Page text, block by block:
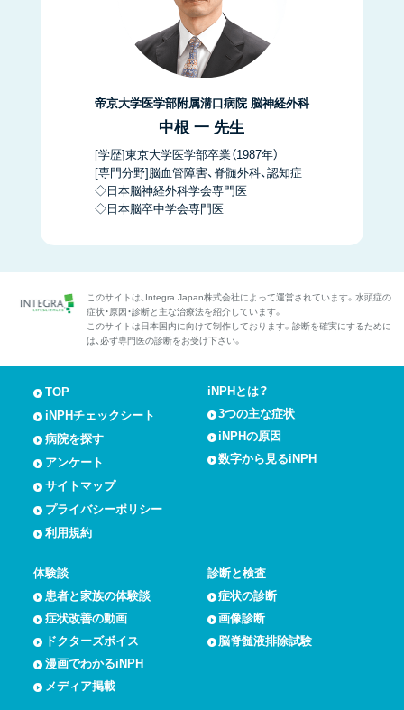
帝京大学医学部附属溝口病院 脳神経外科
中根 一 先生
[学歴]東京大学医学部卒業（1987年）
[専門分野]脳血管障害、脊髄外科、認知症
◇日本脳神経外科学会専門医
◇日本脳卒中学会専門医
このサイトは、Integra Japan株式会社によって運営されています。水頭症の
症状・原因・診断と主な治療法を紹介しています。
このサイトは日本国内に向けて制作しております。診断を確実にするために
は、必ず専門医の診断をお受け下さい。
TOP
iNPHチェックシート
病院を探す
アンケート
サイトマップ
プライバシーポリシー
利用規約
iNPHとは？
3つの主な症状
iNPHの原因
数字から見るiNPH
体験談
患者と家族の体験談
症状改善の動画
ドクターズボイス
漫画でわかるiNPH
メディア掲載
診断と検査
症状の診断
画像診断
脳脊髄液排除試験